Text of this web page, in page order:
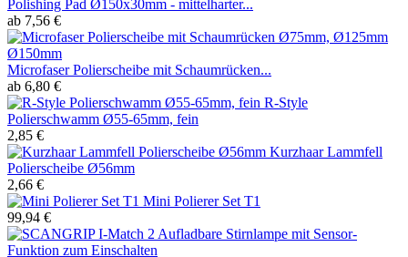
Polishing Pad Ø150x30mm - mittelharter...
ab 7,56 €
Microfaser Polierscheibe mit Schaumrücken...
ab 6,80 €
R-Style
Polierschwamm Ø55-65mm, fein
2,85 €
Kurzhaar Lammfell
Polierscheibe Ø56mm
2,66 €
Mini Polierer Set T1
99,94 €